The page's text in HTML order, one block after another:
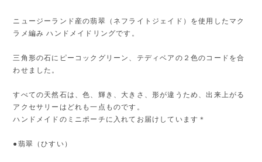
ニュージーランド産の翡翠（ネフライトジェイド）を使用したマク
ラメ編み ハンドメイドリングです。
三角形の石にピーコックグリーン、テディベアの２色のコードを合
わせました。
すべての天然石は、色、輝き、大きさ、形が違うため、出来上がる
アクセサリーはどれも一点ものです。
ハンドメイドのミニポーチに入れてお届けしています＊
●翡翠（ひすい）